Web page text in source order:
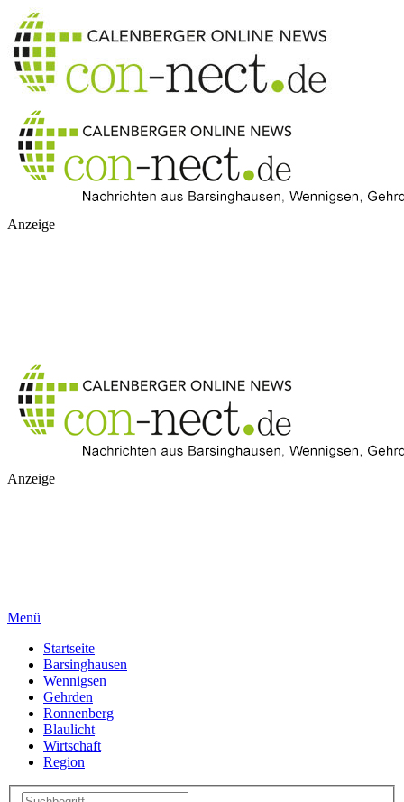
Anzeige
Anzeige
Menü
Startseite
Barsinghausen
Wennigsen
Gehrden
Ronnenberg
Blaulicht
Wirtschaft
Region